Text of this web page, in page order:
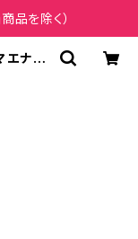
品を除く）
エナガ